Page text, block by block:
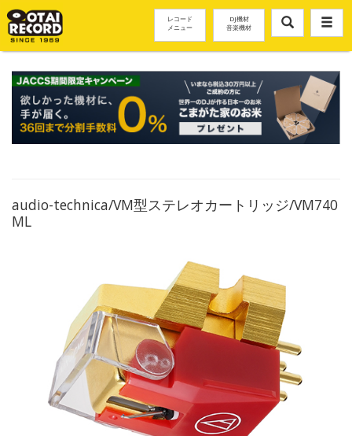
レコード
メニュー
DJ機材
音楽機材
audio-technica/VM型ステレオカートリッジ/VM740
ML